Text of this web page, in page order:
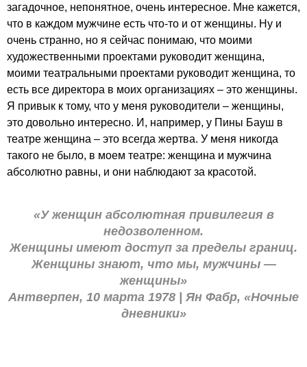
загадочное, непонятное, очень интересное. Мне кажется,
что в каждом мужчине есть что-то и от женщины. Ну и
очень странно, но я сейчас понимаю, что моими
художественными проектами руководит женщина,
моими театральными проектами руководит женщина, то
есть все директора в моих организациях – это женщины.
Я привык к тому, что у меня руководители – женщины,
это довольно интересно. И, например, у Пины Бауш в
театре женщина – это всегда жертва. У меня никогда
такого не было, в моем театре: женщина и мужчина
абсолютно равны, и они наблюдают за красотой.
«У женщин абсолютная привилегия в
недозволенном.
Женщины имеют доступ за пределы границ.
Женщины знают, что мы, мужчины —
женщины»
Антверпен, 10 марта 1978 | Ян Фабр, «Ночные
дневники»